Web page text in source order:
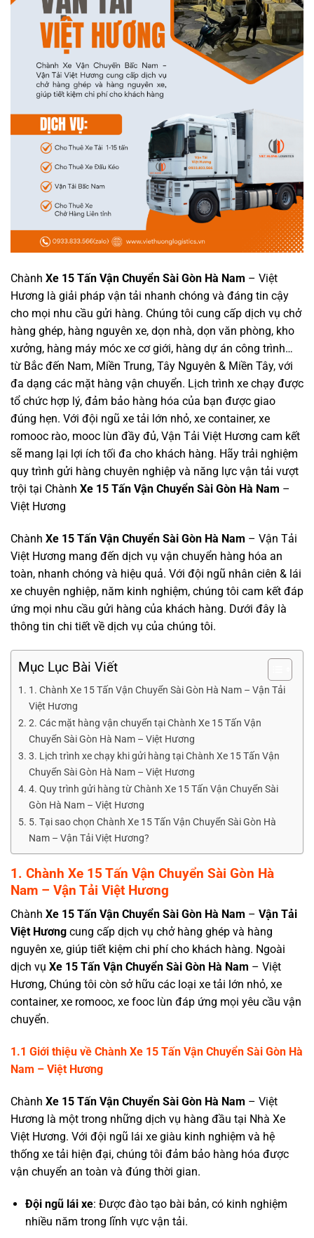
Chành Xe 15 Tấn Vận Chuyển Sài Gòn Hà Nam – Việt
Hương là giải pháp vận tải nhanh chóng và đáng tin cậy
cho mọi nhu cầu gửi hàng. Chúng tôi cung cấp dịch vụ chở
hàng ghép, hàng nguyên xe, dọn nhà, dọn văn phòng, kho
xưởng, hàng máy móc xe cơ giới, hàng dự án công trình…
từ Bắc đến Nam, Miền Trung, Tây Nguyên & Miền Tây, với
đa dạng các mặt hàng vận chuyển. Lịch trình xe chạy được
tổ chức hợp lý, đảm bảo hàng hóa của bạn được giao
đúng hẹn. Với đội ngũ xe tải lớn nhỏ, xe container, xe
romooc rào, mooc lùn đầy đủ, Vận Tải Việt Hương cam kết
sẽ mang lại lợi ích tối đa cho khách hàng. Hãy trải nghiệm
quy trình gửi hàng chuyên nghiệp và năng lực vận tải vượt
trội tại Chành Xe 15 Tấn Vận Chuyển Sài Gòn Hà Nam –
Việt Hương
Chành Xe 15 Tấn Vận Chuyển Sài Gòn Hà Nam – Vận Tải
Việt Hương mang đến dịch vụ vận chuyển hàng hóa an
toàn, nhanh chóng và hiệu quả. Với đội ngũ nhân ciên & lái
xe chuyên nghiệp, năm kinh nghiệm, chúng tôi cam kết đáp
ứng mọi nhu cầu gửi hàng của khách hàng. Dưới đây là
thông tin chi tiết về dịch vụ của chúng tôi.
Mục Lục Bài Viết
1. Chành Xe 15 Tấn Vận Chuyển Sài Gòn Hà Nam – Vận Tải
Việt Hương
2. Các mặt hàng vận chuyển tại Chành Xe 15 Tấn Vận
Chuyển Sài Gòn Hà Nam – Việt Hương
3. Lịch trình xe chạy khi gửi hàng tại Chành Xe 15 Tấn Vận
Chuyển Sài Gòn Hà Nam – Việt Hương
4. Quy trình gửi hàng từ Chành Xe 15 Tấn Vận Chuyển Sài
Gòn Hà Nam – Việt Hương
5. Tại sao chọn Chành Xe 15 Tấn Vận Chuyển Sài Gòn Hà
Nam – Vận Tải Việt Hương?
1. Chành Xe 15 Tấn Vận Chuyển Sài Gòn Hà
Nam – Vận Tải Việt Hương
Chành Xe 15 Tấn Vận Chuyển Sài Gòn Hà Nam – Vận Tải
Việt Hương cung cấp dịch vụ chở hàng ghép và hàng
nguyên xe, giúp tiết kiệm chi phí cho khách hàng. Ngoài
dịch vụ Xe 15 Tấn Vận Chuyển Sài Gòn Hà Nam – Việt
Hương, Chúng tôi còn sở hữu các loại xe tải lớn nhỏ, xe
container, xe romooc, xe fooc lùn đáp ứng mọi yêu cầu vận
chuyển.
1.1 Giới thiệu về Chành Xe 15 Tấn Vận Chuyển Sài Gòn Hà
Nam – Việt Hương
Chành Xe 15 Tấn Vận Chuyển Sài Gòn Hà Nam – Việt
Hương là một trong những dịch vụ hàng đầu tại Nhà Xe
Việt Hương. Với đội ngũ lái xe giàu kinh nghiệm và hệ
thống xe tải hiện đại, chúng tôi đảm bảo hàng hóa được
vận chuyển an toàn và đúng thời gian.
Đội ngũ lái xe: Được đào tạo bài bản, có kinh nghiệm
nhiều năm trong lĩnh vực vận tải.